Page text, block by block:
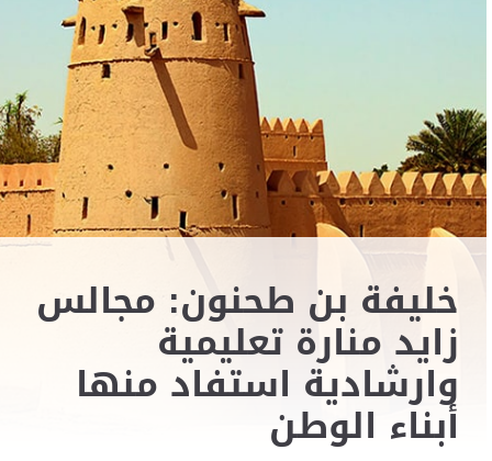
خليفة بن طحنون: مجالس
زايد منارة تعليمية
وارشادية استفاد منها
أبناء الوطن